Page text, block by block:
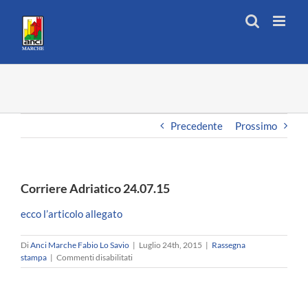
contenuto
Precedente Prossimo
Corriere Adriatico 24.07.15
ecco l’articolo allegato
DiAnci Marche Fabio Lo Savio | Luglio 24th, 2015 | Rassegna
stampa | Commenti disabilitatisu
Corriere